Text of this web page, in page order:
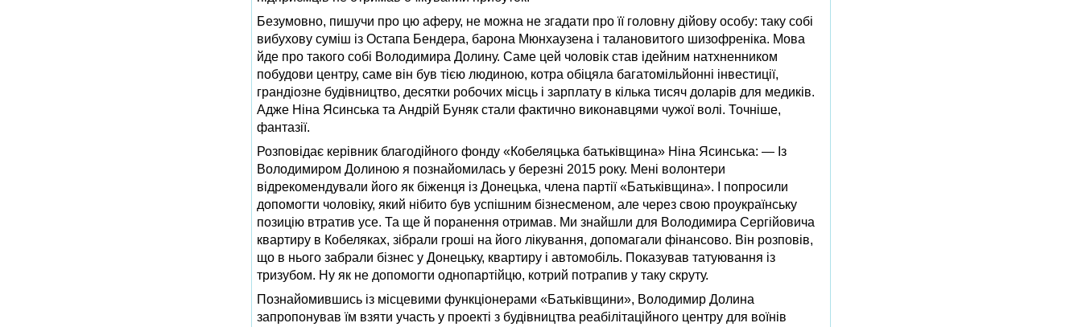
Безумовно, пишучи про цю аферу, не можна не згадати про її головну дійову особу: таку собі
вибухову суміш із Остапа Бендера, барона Мюнхаузена і талановитого шизофреніка. Мова
йде про такого собі Володимира Долину. Саме цей чоловік став ідейним натхненником
побудови центру, саме він був тією людиною, котра обіцяла багатомільйонні інвестиції,
грандіозне будівництво, десятки робочих місць і зарплату в кілька тисяч доларів для медиків.
Адже Ніна Ясинська та Андрій Буняк стали фактично виконавцями чужої волі. Точніше,
фантазії.
Розповідає керівник благодійного фонду «Кобеляцька батьківщина» Ніна Ясинська: — Із
Володимиром Долиною я познайомилась у березні 2015 року. Мені волонтери
відрекомендували його як біженця із Донецька, члена партії «Батьківщина». І попросили
допомогти чоловіку, який нібито був успішним бізнесменом, але через свою проукраїнську
позицію втратив усе. Та ще й поранення отримав. Ми знайшли для Володимира Сергійовича
квартиру в Кобеляках, зібрали гроші на його лікування, допомагали фінансово. Він розповів,
що в нього забрали бізнес у Донецьку, квартиру і автомобіль. Показував татуювання із
тризубом. Ну як не допомогти однопартійцю, котрий потрапив у таку скруту.
Познайомившись із місцевими функціонерами «Батьківщини», Володимир Долина
запропонував їм взяти участь у проекті з будівництва реабілітаційного центру для воїнів